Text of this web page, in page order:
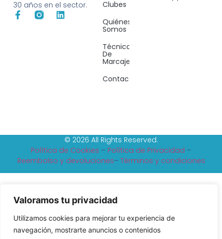
Valoramos tu privacidad
Utilizamos cookies para mejorar tu experiencia de
navegación, mostrarte anuncios o contenidos
30 años en el sector.
Clubes
Quiénes
Somos
Técnicas
De
Marcaje
Contacto
© 2026 All Rights Reserved.
Política de Cookies – Política de Privacidad –
Reembolso y devoluciones– Tèrminos y condiciones